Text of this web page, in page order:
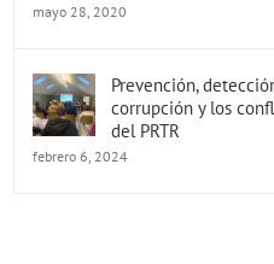
mayo 28, 2020
Prevención,
corrupción y los
del PRTR
febrero 6, 2024